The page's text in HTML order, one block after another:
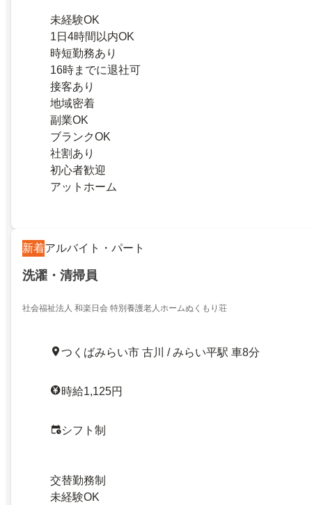
未経験OK
1日4時間以内OK
時短勤務あり
16時までに退社可
接客あり
地域密着
副業OK
ブランクOK
社割あり
初心者歓迎
アットホーム
新着アルバイト・パート
洗濯・清掃員
社会福祉法人 和楽日会 特別養護老人ホームぬくもり荘
つくばみらい市 古川 / みらい平駅 車8分
時給1,125円
シフト制
交替勤務制
未経験OK